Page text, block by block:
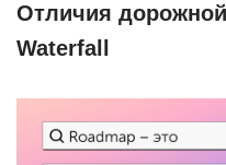
Отличия
Waterfall